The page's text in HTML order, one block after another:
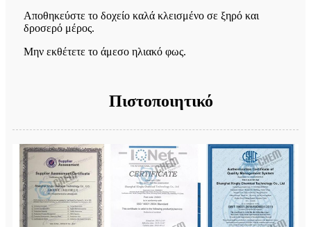
Αποθηκεύστε το δοχείο καλά κλεισμένο σε ξηρό και
δροσερό μέρος.
Μην εκθέτετε το άμεσο ηλιακό φως.
Πιστοποιητικό